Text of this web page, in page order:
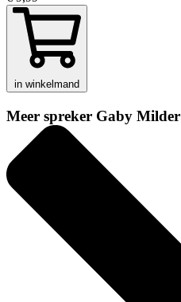
in winkelmand
Meer spreker Gaby Milder